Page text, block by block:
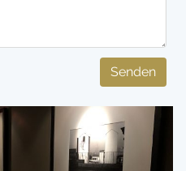
Senden